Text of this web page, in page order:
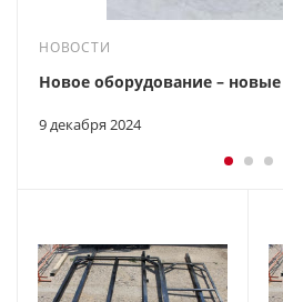
НОВОСТИ
9 декабря 2024
Новое оборудование –